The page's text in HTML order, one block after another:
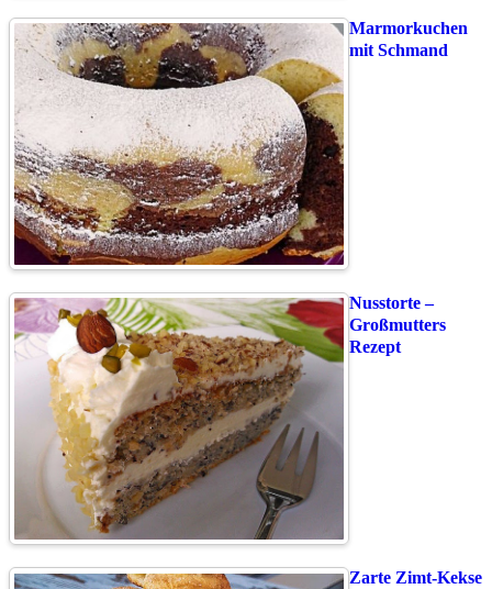
Marmorkuchen
mit Schmand
Nusstorte –
Großmutters
Rezept
Zarte Zimt-Kekse